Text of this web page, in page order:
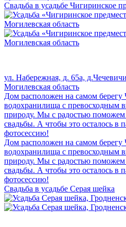
Свадьба в усадьбе Чигиринское
ул. Набережная, д. 65а,
Могилевская область
Дом расположен на самом берегу
водохранилища с превосходным
природу. Мы с радостью поможем
свадьбы. А чтобы это осталось в
фотосессию!
Дом расположен на самом берегу
водохранилища с превосходным
природу. Мы с радостью поможем
свадьбы. А чтобы это осталось в
фотосессию!
Свадьба в усадьбе Серая шейка